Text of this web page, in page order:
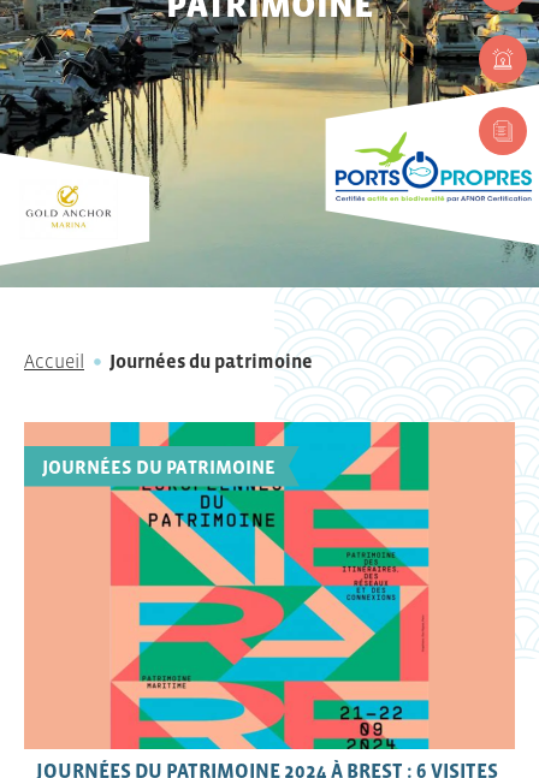
Accueil Journées du patrimoine
JOURNÉES DU PATRIMOINE
JOURNÉES DU PATRIMOINE 2024 À BREST : 6 VISITES